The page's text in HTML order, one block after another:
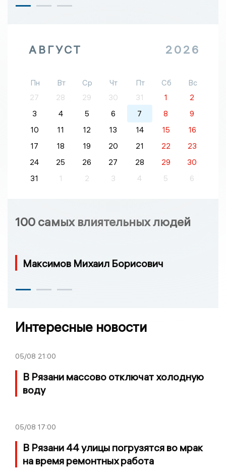
АВГУСТ 2026
Пн Вт Ср Чт Пт Сб
Вс
27
28 29 30 31 1
2
3
4 5 6 7 8
9
10
11 12 13 14 15
16
17
18 19 20 21 22
23
24
25 26 27 28 29
30
31
1 2 3 4 5 6
100 самых влиятельных людей
Максимов Михаил Борисович
Интересные новости
05/08 21:00
В Рязани массово отключат холодную
воду
05/08 17:00
В Рязани 44 улицы погрузятся во мрак
на время ремонтных работа